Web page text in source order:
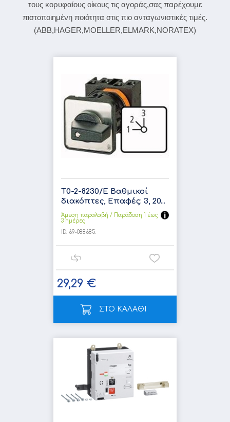
τους κορυφαίους οίκους τις αγοράς,σας παρέχουμε
πιστοποιημένη ποιότητα στις πιο ανταγωνιστικές τιμές.
(ABB,HAGER,MOELLER,ELMARK,NORATEX)
T0-2-8230/E Βαθμικοί
διακόπτες, Επαφές: 3, 20...
Άμεση παραλαβή / Παράδoση 1 έως
3 ημέρες
ID: 69-088685.
29,29 €
ΣΤΟ ΚΑΛΑΘΙ